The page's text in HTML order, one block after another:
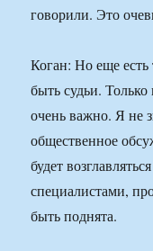
говорили. Это
Коган: Но еще
быть судьи.
очень важно. Я не
общественное
будет
специалистами,
быть поднята.